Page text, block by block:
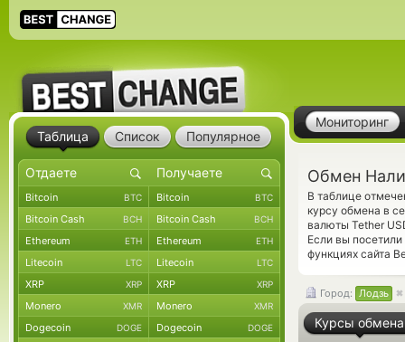
Мониторинг
Обмен
В таблице
курсу обмена в
валюты Tether
Если вы
функциях сайта
Город: Лодзь
Курсы обмена
Таблица Список Популярное
Bitcoin BTC Bitcoin BTC
Bitcoin Cash BCH Bitcoin Cash BCH
Ethereum ETH Ethereum ETH
Litecoin LTC Litecoin LTC
XRP XRP XRP XRP
Monero XMR Monero XMR
Dogecoin DOGE Dogecoin DOGE